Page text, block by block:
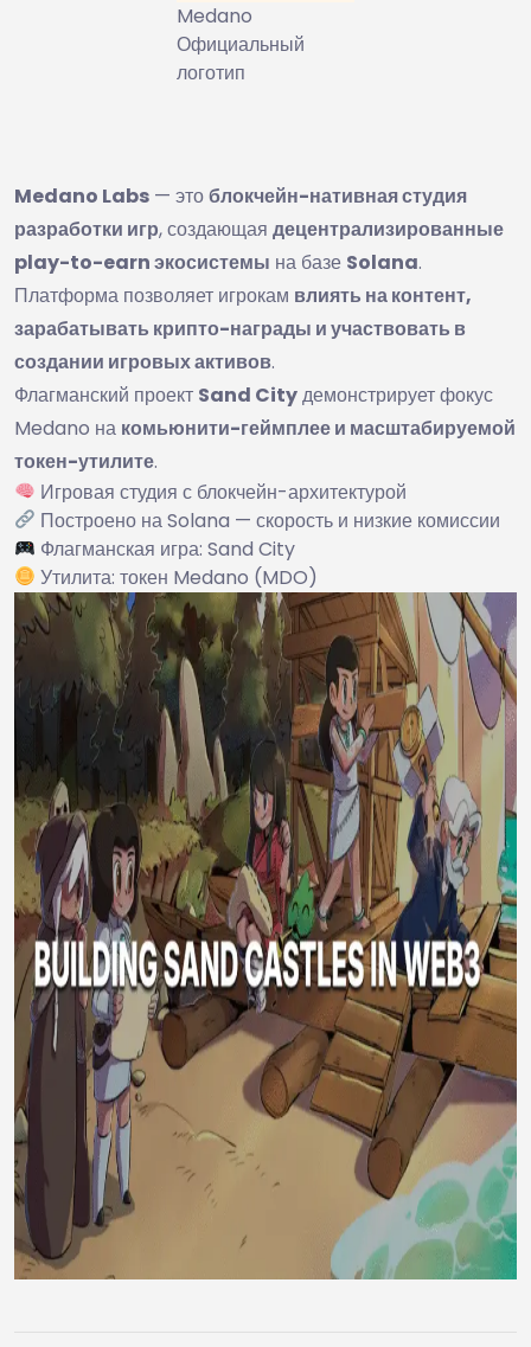
Medano
Официальный
логотип
Medano Labs — этоблокчейн-нативная студия
разработки игр, создающая децентрализированные
play-to-earn экосистемы на базе Solana.
Платформа позволяет игрокам влиять на контент,
зарабатывать крипто-награды и участвовать в
создании игровых активов.
Флагманский проект Sand Cityдемонстрирует фокус
Medano на комьюнити-геймплее и масштабируемой
токен-утилите.
Игровая студия с блокчейн-архитектурой
Построено на Solana — скорость и низкие комиссии
Флагманская игра: Sand City
Утилита: токен Medano (MDO)